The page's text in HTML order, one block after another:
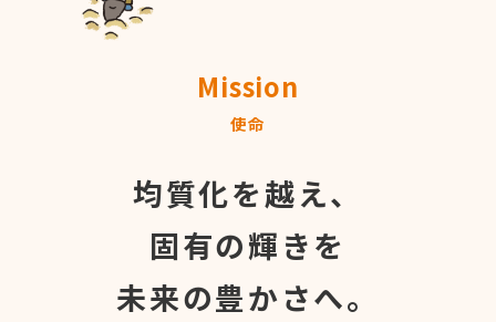
Mission
使命
均質化を越え、
固有の輝きを
未来の豊かさへ。